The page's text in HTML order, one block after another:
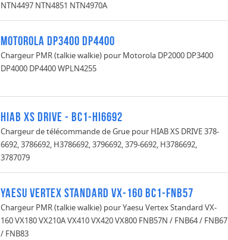
NTN4497 NTN4851 NTN4970A
Motorola DP3400 DP4400
Chargeur PMR (talkie walkie) pour Motorola DP2000 DP3400
DP4000 DP4400 WPLN4255
Hiab XS Drive - BC1-HI6692
Chargeur de télécommande de Grue pour HIAB XS DRIVE 378-
6692, 3786692, H3786692, 3796692, 379-6692, H3786692,
3787079
Yaesu Vertex Standard VX-160 BC1-FNB57
Chargeur PMR (talkie walkie) pour Yaesu Vertex Standard VX-
160 VX180 VX210A VX410 VX420 VX800 FNB57N / FNB64 / FNB67
/ FNB83